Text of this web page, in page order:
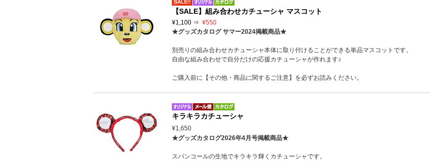
【SALE】組み合わせカチューシャ マスコット
¥1,100 ⇒ ¥550
★グッズカタログ サマー2024掲載商品★
別売りの組み合わせカチューシャ本体に取り付けることができる単品マスコットです。
自由な組み合わせで自分だけの応援カチューシャが作れます♪
ご購入前に【その他・商品に関するご注意】を必ずお読みください。
キラキラカチューシャ
¥1,650
★グッズカタログ2026年4月号掲載商品★
スパンコールの生地でキラキラ輝くカチューシャです。